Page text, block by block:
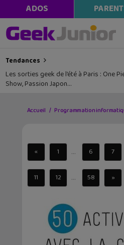
ADOS
Tendances
Les sorties geek de l’été à Paris : One
Show, Passion Japon…
Accueil Programmation
« 1 ... 6 7
11 12 ... 58 »